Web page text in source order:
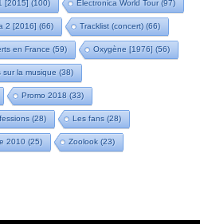
[2015] (100) Electronica World Tour(97)
2 [2016] (66) Tracklist (concert) (66)
en France (59) Oxygène [1976] (56)
sur la musique (38)
Promo 2018 (33)
(28) Les fans (28)
2010 (25) Zoolook (23)